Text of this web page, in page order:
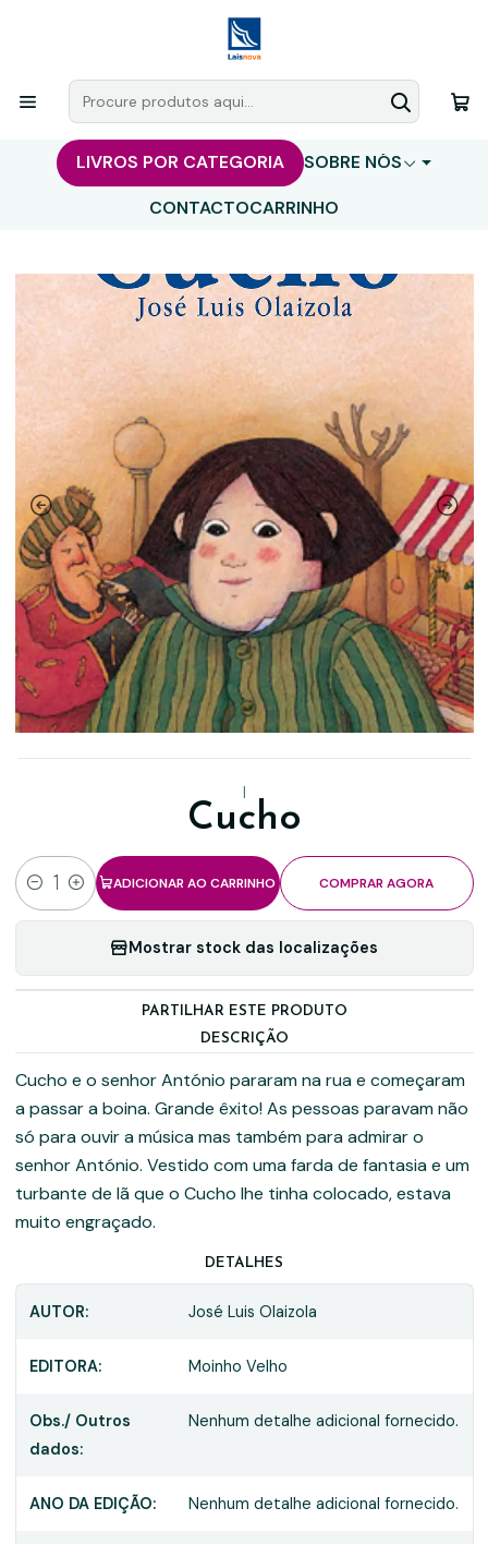
LIVROS POR CATEGORIA
SOBRE NÓS
CONTACTOCARRINHO
|
Cucho
Quantidade
ADICIONAR AO CARRINHO COMPRAR AGORA
Mostrar stock das localizações
PARTILHAR ESTE PRODUTO
DESCRIÇÃO
Cucho e o senhor António pararam na rua e começaram
a passar a boina. Grande êxito! As pessoas paravam não
só para ouvir a música mas também para admirar o
senhor António. Vestido com uma farda de fantasia e um
turbante de lã que o Cucho lhe tinha colocado, estava
muito engraçado.
DETALHES
AUTOR: José Luis Olaizola
EDITORA: Moinho Velho
Obs./ Outros
dados:
Nenhum detalhe adicional fornecido.
ANO DA EDIÇÃO: Nenhum detalhe adicional fornecido.